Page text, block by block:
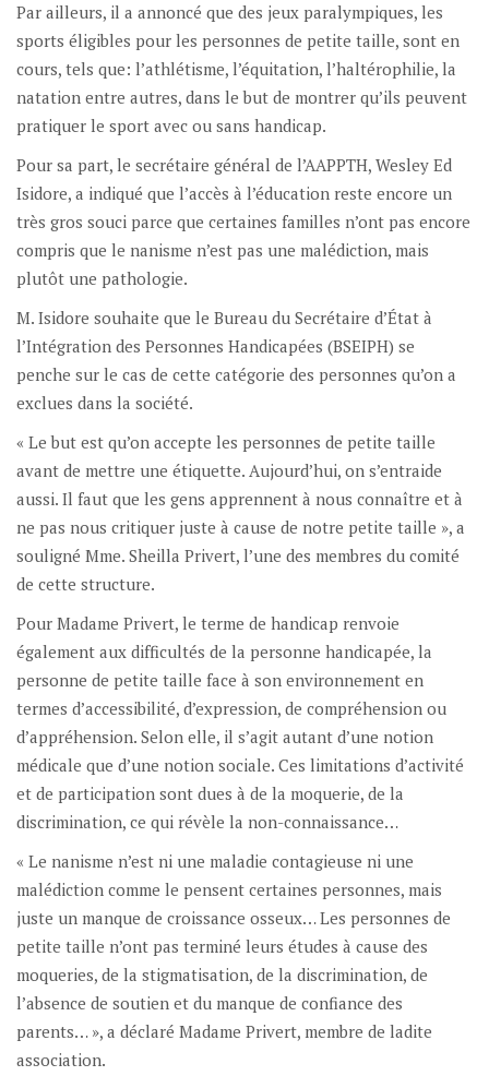
Par ailleurs, il a annoncé que des jeux paralympiques, les
sports éligibles pour les personnes de petite taille, sont en
cours, tels que: l’athlétisme, l’équitation, l’haltérophilie, la
natation entre autres, dans le but de montrer qu’ils peuvent
pratiquer le sport avec ou sans handicap.
Pour sa part, le secrétaire général de l’AAPPTH, Wesley Ed
Isidore, a indiqué que l’accès à l’éducation reste encore un
très gros souci parce que certaines familles n’ont pas encore
compris que le nanisme n’est pas une malédiction, mais
plutôt une pathologie.
M. Isidore souhaite que le Bureau du Secrétaire d’État à
l’Intégration des Personnes Handicapées (BSEIPH) se
penche sur le cas de cette catégorie des personnes qu’on a
exclues dans la société.
« Le but est qu’on accepte les personnes de petite taille
avant de mettre une étiquette. Aujourd’hui, on s’entraide
aussi. Il faut que les gens apprennent à nous connaître et à
ne pas nous critiquer juste à cause de notre petite taille », a
souligné Mme. Sheilla Privert, l’une des membres du comité
de cette structure.
Pour Madame Privert, le terme de handicap renvoie
également aux difficultés de la personne handicapée, la
personne de petite taille face à son environnement en
termes d’accessibilité, d’expression, de compréhension ou
d’appréhension. Selon elle, il s’agit autant d’une notion
médicale que d’une notion sociale. Ces limitations d’activité
et de participation sont dues à de la moquerie, de la
discrimination, ce qui révèle la non-connaissance…
« Le nanisme n’est ni une maladie contagieuse ni une
malédiction comme le pensent certaines personnes, mais
juste un manque de croissance osseux… Les personnes de
petite taille n’ont pas terminé leurs études à cause des
moqueries, de la stigmatisation, de la discrimination, de
l’absence de soutien et du manque de confiance des
parents… », a déclaré Madame Privert, membre de ladite
association.